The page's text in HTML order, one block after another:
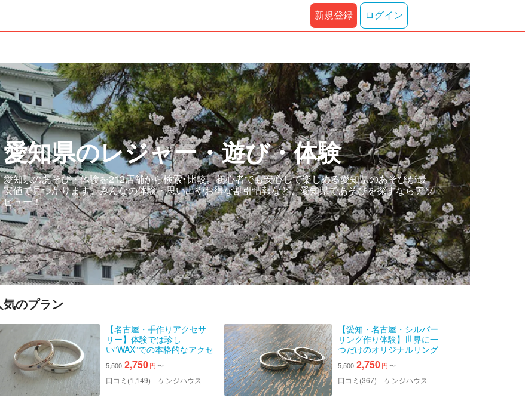
新規登録 ログイン
愛知県のレジャー・遊び・体験
愛知県のあそび・体験を212店舗から検索･比較。初心者でも安心して楽しめる愛知県のあそびが最
安値で見つかります。みんなの体験・思い出やお得な割引情報など、愛知県であそびを探すならアソ
ビュー！
気のプラン
【名古屋・手作りアクセサ
リー】体験では珍し
い”WAX”での本格的なアクセ
サリー作り！カップルでオ
リジナルのペアリング作り
にも（WAXプラン）
5,500 2,750円 〜
口コミ(1,149) ケンジハウス
【愛知・名古屋・シルバー
リング作り体験】世界に一
つだけのオリジナルリング
を作ろう！カップルでペア
リング作りにもおすすめ
♪（メタルプラン）
5,500 2,750円 〜
口コミ(367) ケンジハウス